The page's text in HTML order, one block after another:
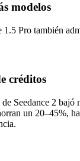
modelos
1.5 Pro también
créditos
Seedance 2
un 20–45%,